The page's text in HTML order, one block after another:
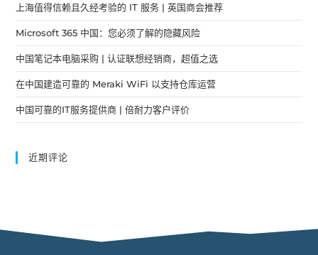
上海值得信赖且久经考验的 IT 服务 | 英国商会推荐
Microsoft 365 中国：您必须了解的隐藏风险
中国笔记本电脑采购 | 认证联想经销商，超值之选
在中国建造可靠的 Meraki WiFi 以支持仓库运营
中国可靠的IT服务提供商 | 倍耐力客户评价
近期评论